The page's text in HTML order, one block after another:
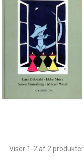
Viser 1-2 af 2 produkter